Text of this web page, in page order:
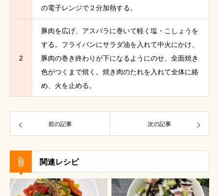
の電子レンジで２分加熱する。
2
豚肉を広げ、アスパラに巻いて軽く塩・こしょうを
する。フライパンにサラダ油を入れて中火にかけ、
豚肉の巻き終わりが下になるようにのせ、全面焼き
色がつくまで焼く。焼き肉のたれを入れて全体に絡
め、火を止める。
前の記事 次の記事
関連レシピ